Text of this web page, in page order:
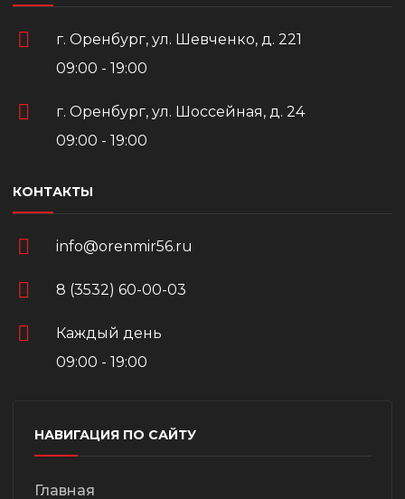
г. Оренбург, ул. Шевченко, д. 221
09:00 - 19:00
г. Оренбург, ул. Шоссейная, д. 24
09:00 - 19:00
КОНТАКТЫ
info@orenmir56.ru
8 (3532) 60-00-03
Каждый день
09:00 - 19:00
НАВИГАЦИЯ ПО САЙТУ
Главная